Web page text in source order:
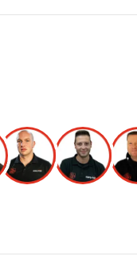
2008-2012
2010
2010